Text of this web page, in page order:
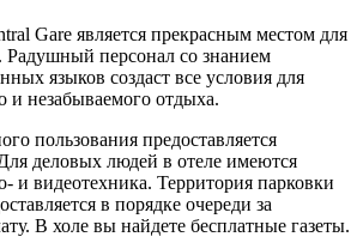
Gare является прекрасным местом для
Радушный персонал со знанием
языков создаст все условия для
и незабываемого отдыха.
пользования предоставляется
деловых людей в отеле имеются
и видеотехника. Территория парковки
в порядке очереди за
В холе вы найдете бесплатные газеты.